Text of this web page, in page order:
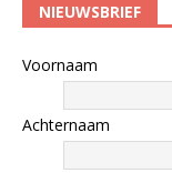
NIEUWSBRIEF
Voornaam
Achternaam